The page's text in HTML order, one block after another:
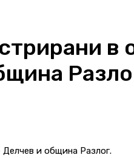
в
и община Разлог.